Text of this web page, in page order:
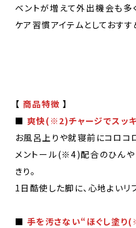
ベントが増えて外出機会も多
ケア習慣アイテムとしておすす
【 商品特徴 】
■ 爽快(※2)チャージでスッ
お風呂上りや就寝前にコロコ
メントール(※4)配合のひん
きり。
1日酷使した脚に、心地よいリ
■ 手を汚さない“ほぐし塗